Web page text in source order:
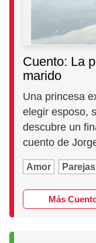
Cuento: La
marido
Una princesa
elegir esposo,
descubre un
cuento de
Amor Parejas
Más